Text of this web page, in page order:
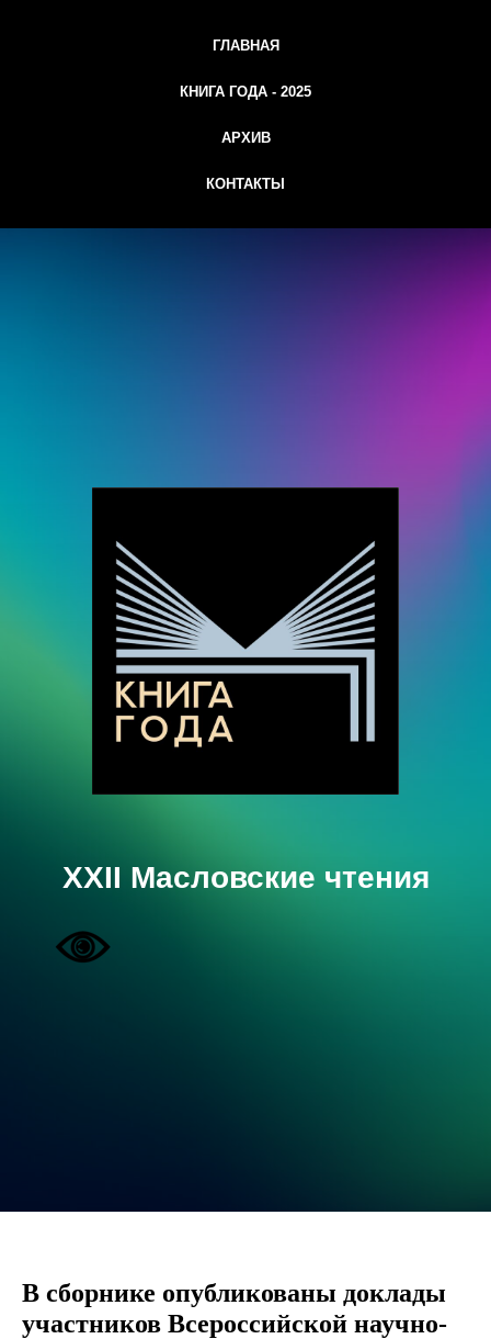
ГЛАВНАЯ
КНИГА ГОДА - 2025
АРХИВ
КОНТАКТЫ
XXII Масловские чтения
В сборнике опубликованы доклады
участников Всероссийской научно-